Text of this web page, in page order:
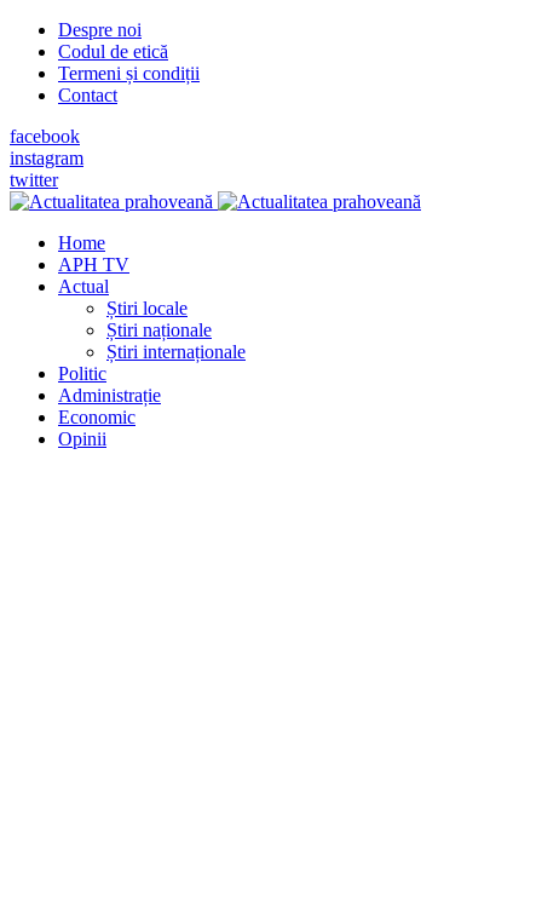
Despre noi
Codul de etică
Termeni și condiții
Contact
facebook
instagram
twitter
Home
APH TV
Actual
Știri locale
Știri naționale
Știri internaționale
Politic
Administrație
Economic
Opinii